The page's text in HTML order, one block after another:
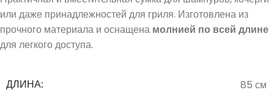
или даже принадлежностей для гриля. Изготовлена из
прочного материала и оснащена молнией по всей длине
для легкого доступа.
ДЛИНА: 85 см